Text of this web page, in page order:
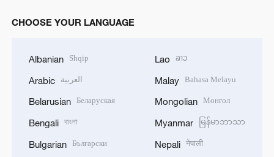
CHOOSE YOUR LANGUAGE
Albanian Shqip
Arabic العربية
Belarusian Беларуская
Bengali বাংলা
Bulgarian Български
Lao ລາວ
Malay Bahasa Melayu
Mongolian Монгол
Myanmar မြန်မာဘာသာ
Nepali नेपाली